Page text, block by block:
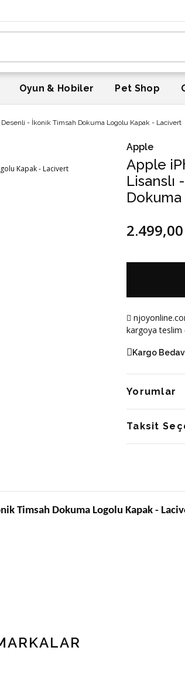
Oyun & Hobiler Pet Shop
Desenli - İkonik Timsah Dokuma Logolu Kapak - Lacivert
Apple
Apple
Lisanslı
kargoya teslim
Kargo
Yorumlar
Taksit
Timsah Dokuma Logolu Kapak -